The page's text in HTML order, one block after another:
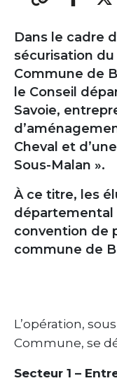
Dans le cadre
sécurisation
Commune de
le Conseil
Savoie,
Cheval et
Sous-Malan ».
À ce titre, les
départemental
convention de
commune de
L’opération,
Commune, se
Secteur 1 –